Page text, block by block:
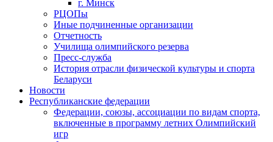
г. Минск
РЦОПы
Иные подчиненные организации
Отчетность
Училища олимпийского резерва
Пресс-служба
История отрасли физической культуры и спорта
Беларуси
Новости
Республиканские федерации
Федерации, союзы, ассоциации по видам спорта,
включенные в программу летних Олимпийский
игр